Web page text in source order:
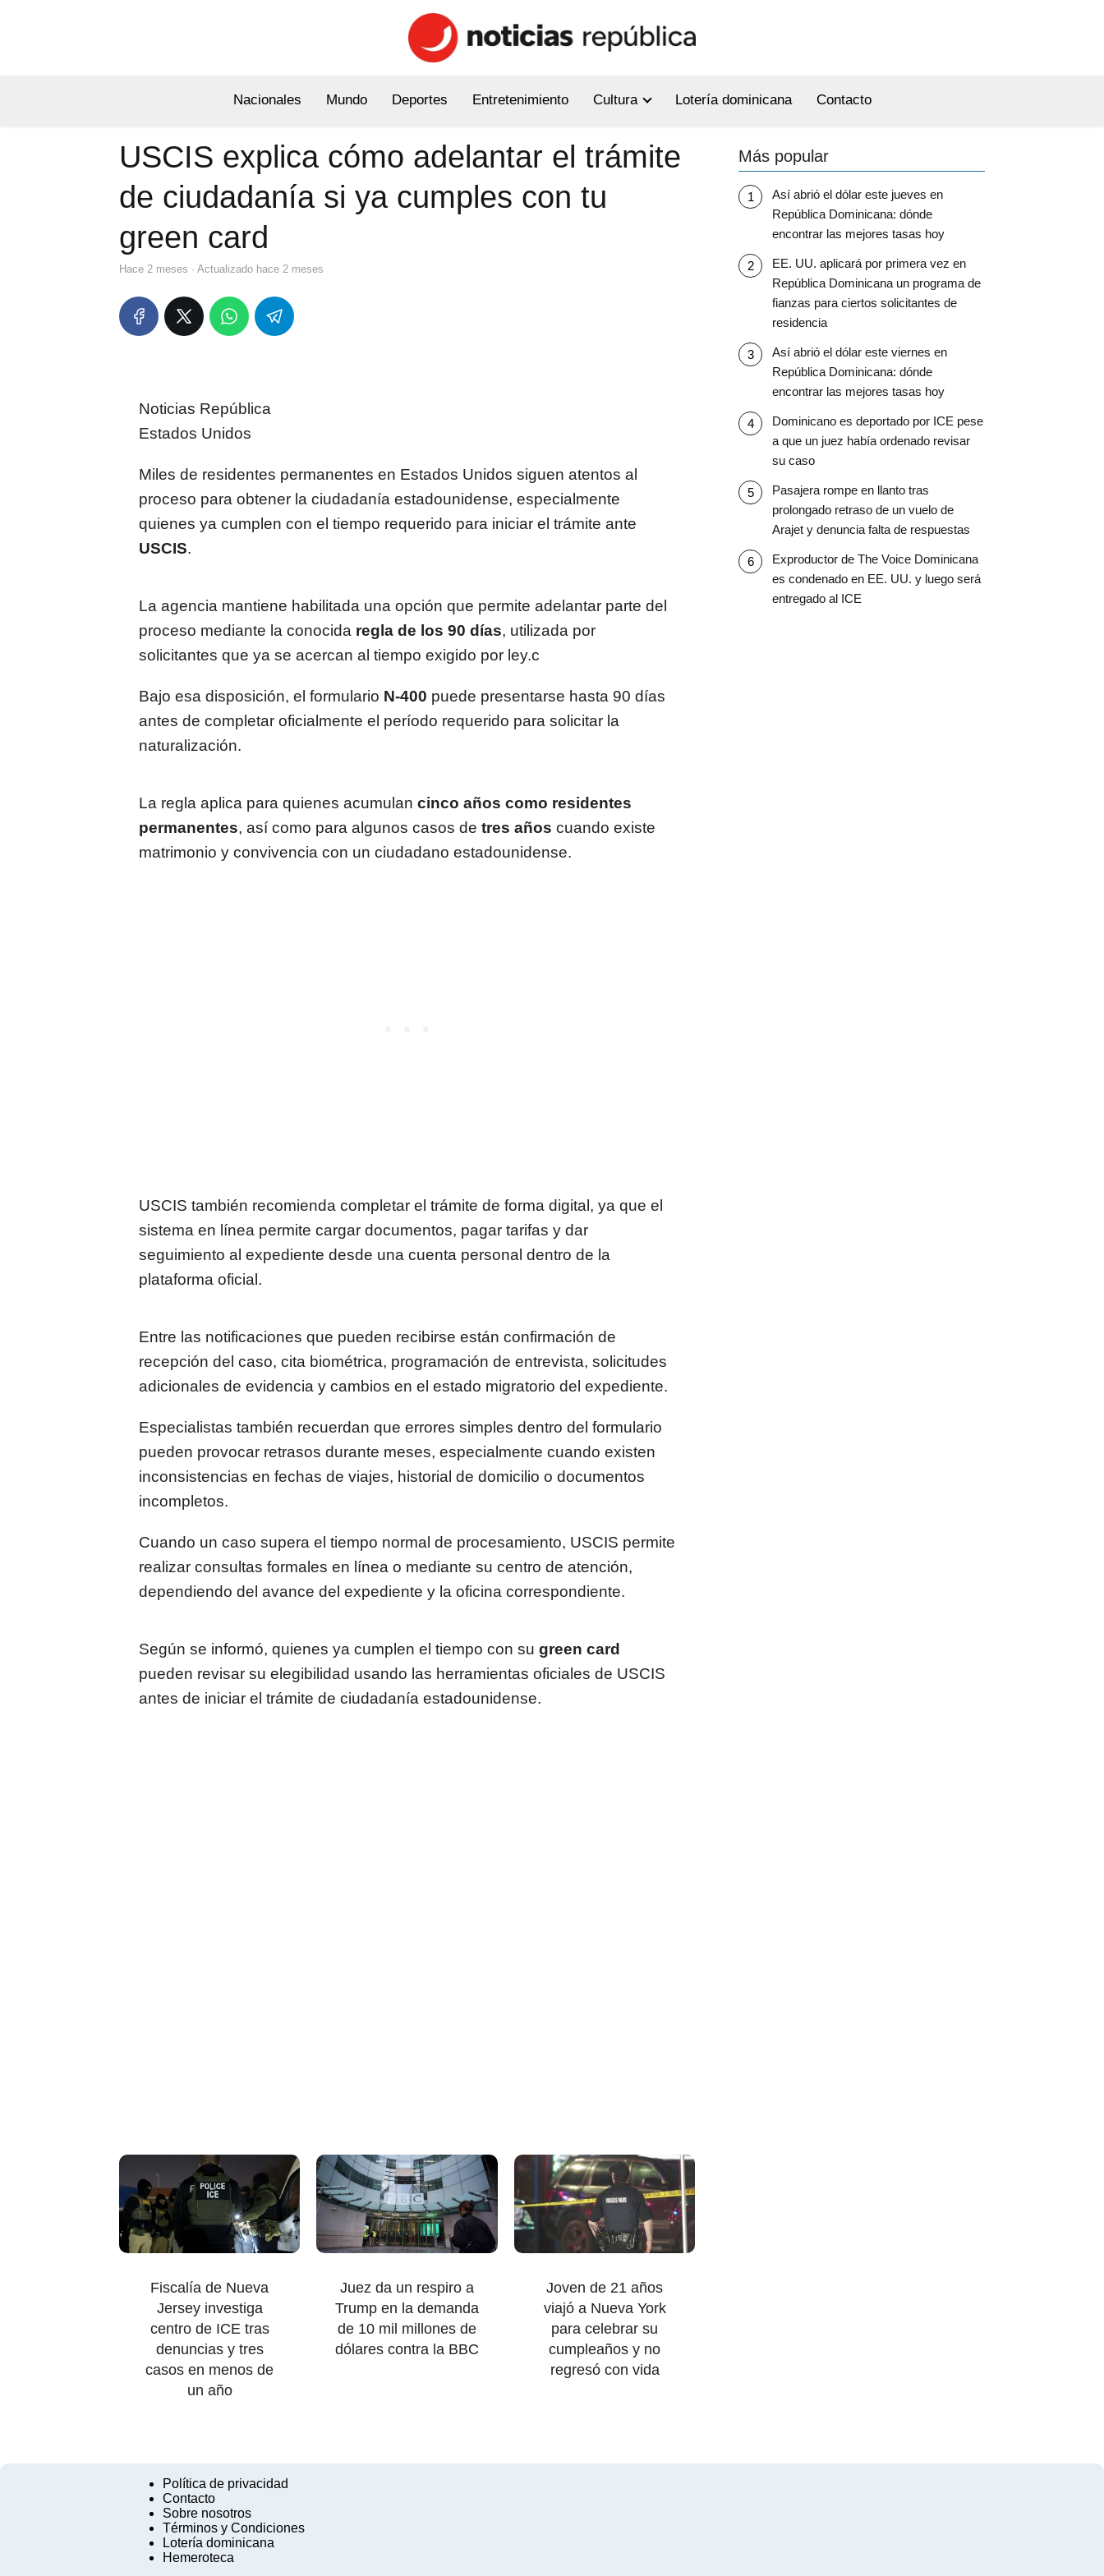
Nacionales Mundo Deportes Entretenimiento Cultura Lotería dominicana Contacto
USCIS explica cómo adelantar el trámite
de ciudadanía si ya cumples con tu
green card
hace 2 meses · Actualizado hace 2 meses
Noticias República
Estados Unidos
Miles de residentes permanentes en Estados Unidos siguen atentos al
proceso para obtener la ciudadanía estadounidense, especialmente
quienes ya cumplen con el tiempo requerido para iniciar el trámite ante
USCIS.
La agencia mantiene habilitada una opción que permite adelantar parte del
proceso mediante la conocida regla de los 90 días, utilizada por
solicitantes que ya se acercan al tiempo exigido por ley.c
Bajo esa disposición, el formulario N-400 puede presentarse hasta 90 días
antes de completar oficialmente el período requerido para solicitar la
naturalización.
La regla aplica para quienes acumulan cinco años como residentes
permanentes, así como para algunos casos de tres años cuando existe
matrimonio y convivencia con un ciudadano estadounidense.
USCIS también recomienda completar el trámite de forma digital, ya que el
sistema en línea permite cargar documentos, pagar tarifas y dar
seguimiento al expediente desde una cuenta personal dentro de la
plataforma oficial.
Entre las notificaciones que pueden recibirse están confirmación de
recepción del caso, cita biométrica, programación de entrevista, solicitudes
adicionales de evidencia y cambios en el estado migratorio del expediente.
Especialistas también recuerdan que errores simples dentro del formulario
pueden provocar retrasos durante meses, especialmente cuando existen
inconsistencias en fechas de viajes, historial de domicilio o documentos
incompletos.
Cuando un caso supera el tiempo normal de procesamiento, USCIS permite
realizar consultas formales en línea o mediante su centro de atención,
dependiendo del avance del expediente y la oficina correspondiente.
Según se informó, quienes ya cumplen el tiempo con su green card
pueden revisar su elegibilidad usando las herramientas oficiales de USCIS
antes de iniciar el trámite de ciudadanía estadounidense.
Fiscalía de Nueva
Jersey investiga
centro de ICE tras
denuncias y tres
casos en menos de
un año
Juez da un respiro a
Trump en la demanda
de 10 mil millones de
dólares contra la BBC
Joven de 21 años
viajó a Nueva York
para celebrar su
cumpleaños y no
regresó con vida
Más popular
Así abrió el dólar este jueves en
República Dominicana: dónde
encontrar las mejores tasas hoy
EE. UU. aplicará por primera vez en
República Dominicana un programa de
fianzas para ciertos solicitantes de
residencia
Así abrió el dólar este viernes en
República Dominicana: dónde
encontrar las mejores tasas hoy
Dominicano es deportado por ICE pese
a que un juez había ordenado revisar
su caso
Pasajera rompe en llanto tras
prolongado retraso de un vuelo de
Arajet y denuncia falta de respuestas
Exproductor de The Voice Dominicana
es condenado en EE. UU. y luego será
entregado al ICE
Política de privacidad
Contacto
Sobre nosotros
Términos y Condiciones
Lotería dominicana
Hemeroteca